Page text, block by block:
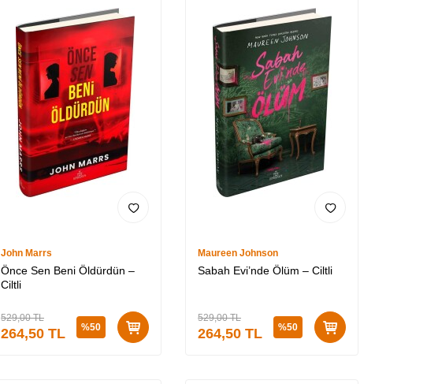
John Marrs
Önce Sen Beni Öldürdün –
Ciltli
529,00TL
264,50 TL %50
Maureen Johnson
Sabah Evi’nde Ölüm – Ciltli
529,00TL
264,50 TL %50